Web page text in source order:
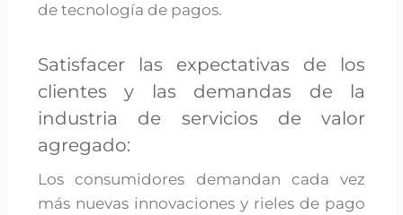
de tecnología de pagos.
Satisfacer las expectativas de los
clientes y las demandas de la
industria de servicios de valor
agregado:
Los consumidores demandan cada vez
más nuevas innovaciones y rieles de pago